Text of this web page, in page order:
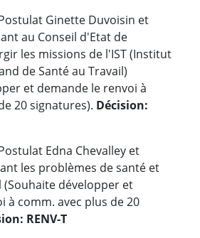
Ginette Duvoisin et
au Conseil d'Etat de
les missions de l'IST (Institut
de Santé au Travail)
et demande le renvoi à
20 signatures). Décision:
Edna Chevalley et
les problèmes de santé et
développer et
à comm. avec plus de 20
RENV-T